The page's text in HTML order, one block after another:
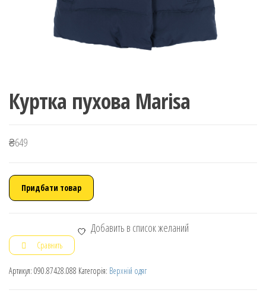
Куртка пухова Marisa
₴649
Придбати товар
Добавить в список желаний
Сравнить
Артикул: 090.87428.088 Категорія: Верхній одяг